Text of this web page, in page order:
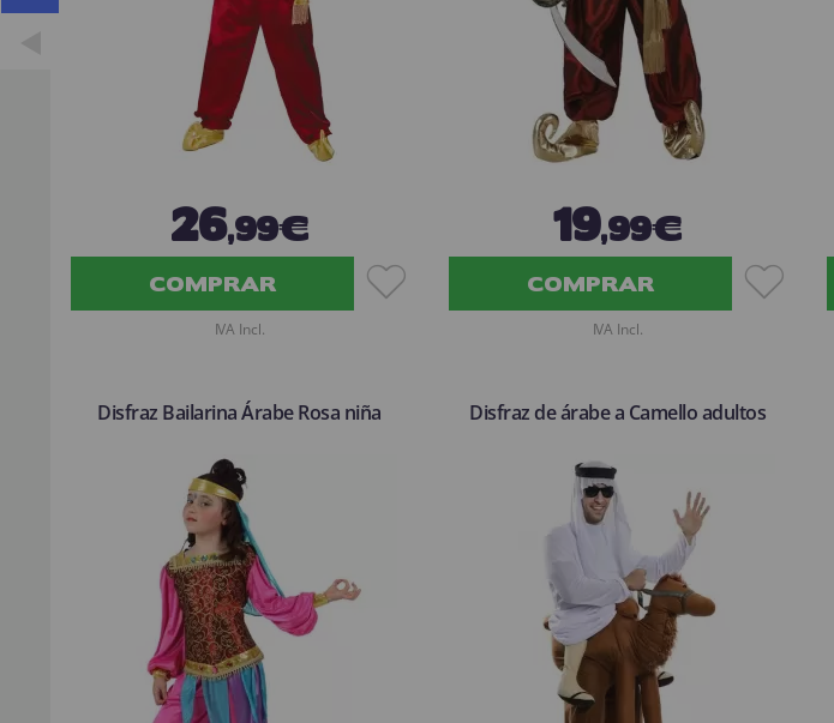
26,99€
COMPRAR
IVA Incl.
19,99€
COMPRAR
IVA Incl.
Disfraz Bailarina Árabe Rosa niña Disfraz de árabe a Camello adultos